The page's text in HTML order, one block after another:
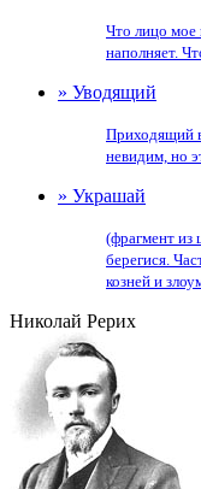
Что лицо мое
наполняет.
» Уводящий
Приходящий
невидим, но
» Украшай
(фрагмент из
берегися.
козней и
Николай Рерих